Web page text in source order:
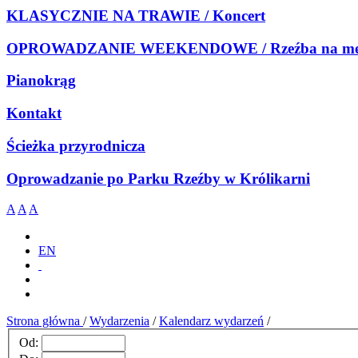
KLASYCZNIE NA TRAWIE / Koncert
OPROWADZANIE WEEKENDOWE / Rzeźba na
Pianokrąg
Kontakt
Ścieżka przyrodnicza
Oprowadzanie po Parku Rzeźby w Królikarni
A A A
EN
Strona główna / Wydarzenia /Kalendarz wydarzeń /
Od: